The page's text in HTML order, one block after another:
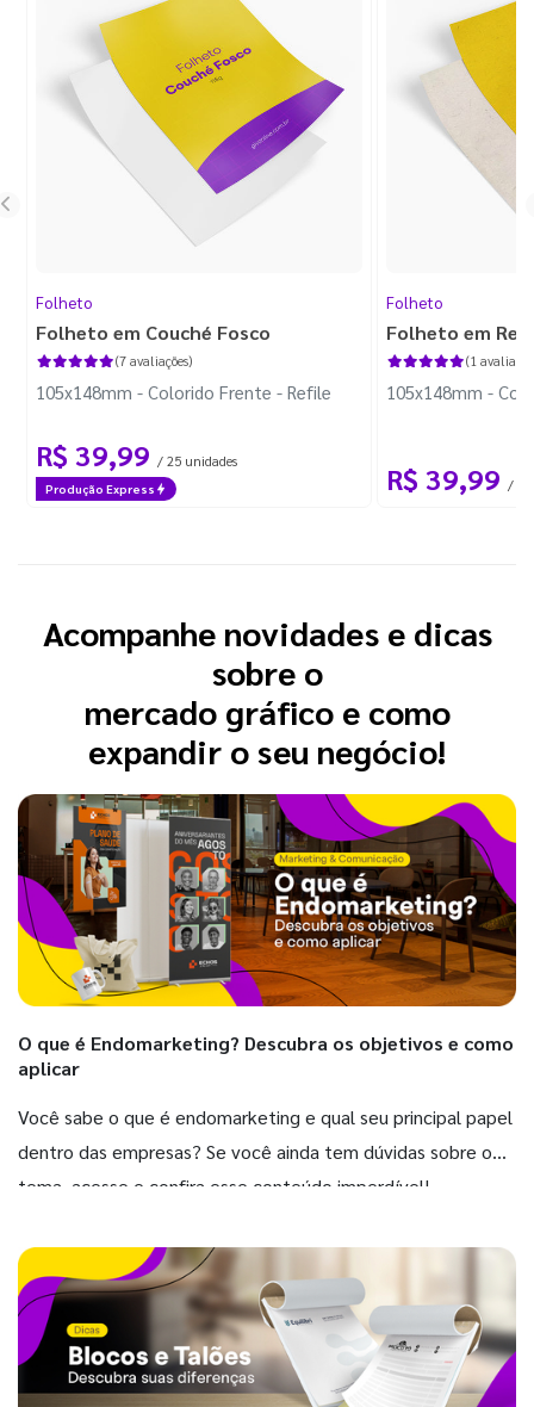
Folheto
Folheto em Couché Fosco
(7 avaliações)
105x148mm - Colorido Frente - Refile
R$ 39,99 / 25 unidades
Produção Express
Folheto
Folheto em
(1
105x148mm -
R$ 39,99 / 25
Acompanhe novidades e dicas
sobre o
mercado gráfico e como
expandir o seu negócio!
O que é Endomarketing? Descubra os objetivos e como
aplicar
Você sabe o que é endomarketing e qual seu principal papel
dentro das empresas? Se você ainda tem dúvidas sobre o
tema, acesse e confira esse conteúdo imperdível!